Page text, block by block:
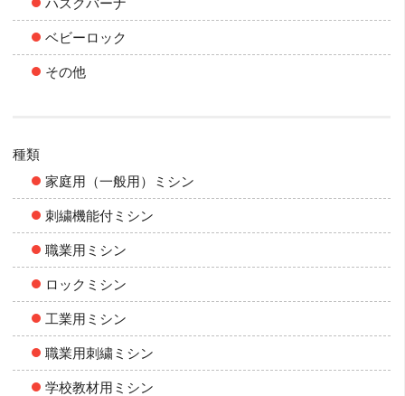
ハスクバーナ
ベビーロック
その他
種類
家庭用（一般用）ミシン
刺繍機能付ミシン
職業用ミシン
ロックミシン
工業用ミシン
職業用刺繍ミシン
学校教材用ミシン